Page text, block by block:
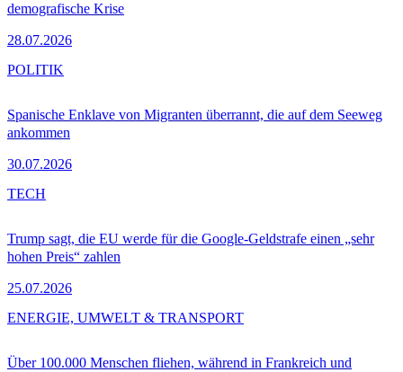
demografische Krise
28.07.2026
Spanische Enklave von Migranten überrannt, die auf dem Seeweg
ankommen
30.07.2026
POLITIK
Trump sagt, die EU werde für die Google-Geldstrafe einen „sehr
hohen Preis“ zahlen
25.07.2026
TECH
Über 100.000 Menschen fliehen, während in Frankreich und
ENERGIE, UMWELT & TRANSPORT